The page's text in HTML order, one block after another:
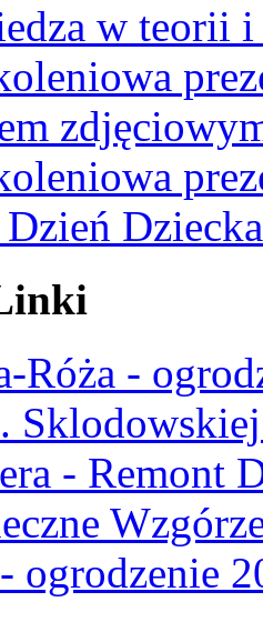
w teorii
Róża -
- Remont
ogrodzenie